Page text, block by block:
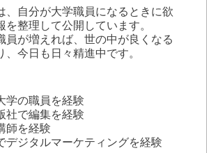
、自分が大学職員になるときに欲
を整理して公開しています。
員が増えれば、世の中が良くなる
、今日も日々精進中です。
学の職員を経験
社で編集を経験
師を経験
デジタルマーケティングを経験